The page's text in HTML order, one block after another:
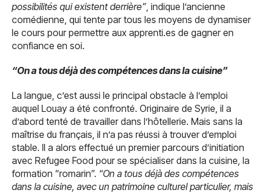
possibilités qui existent derrière”, indique l’ancienne
comédienne, qui tente par tous les moyens de dynamiser
le cours pour permettre aux apprenti.es de gagner en
confiance en soi.
“On a tous déjà des compétences dans la cuisine”
La langue, c’est aussi le principal obstacle à l’emploi
auquel Louay a été confronté. Originaire de Syrie, il a
d’abord tenté de travailler dans l’hôtellerie. Mais sans la
maîtrise du français, il n’a pas réussi à trouver d’emploi
stable. Il a alors effectué un premier parcours d’initiation
avec Refugee Food pour se spécialiser dans la cuisine, la
formation “romarin”. “On a tous déjà des compétences
dans la cuisine, avec un patrimoine culturel particulier, mais